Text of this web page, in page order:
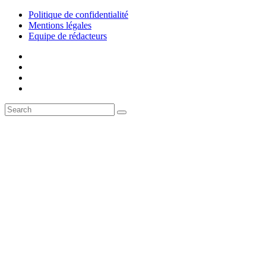
Politique de confidentialité
Mentions légales
Equipe de rédacteurs